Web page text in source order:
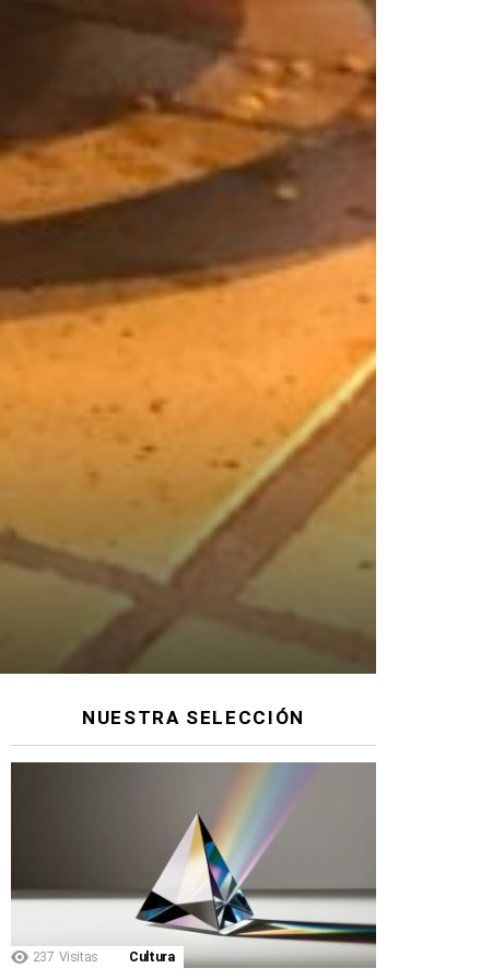
NUESTRA SELECCIÓN
237 Visitas Cultura